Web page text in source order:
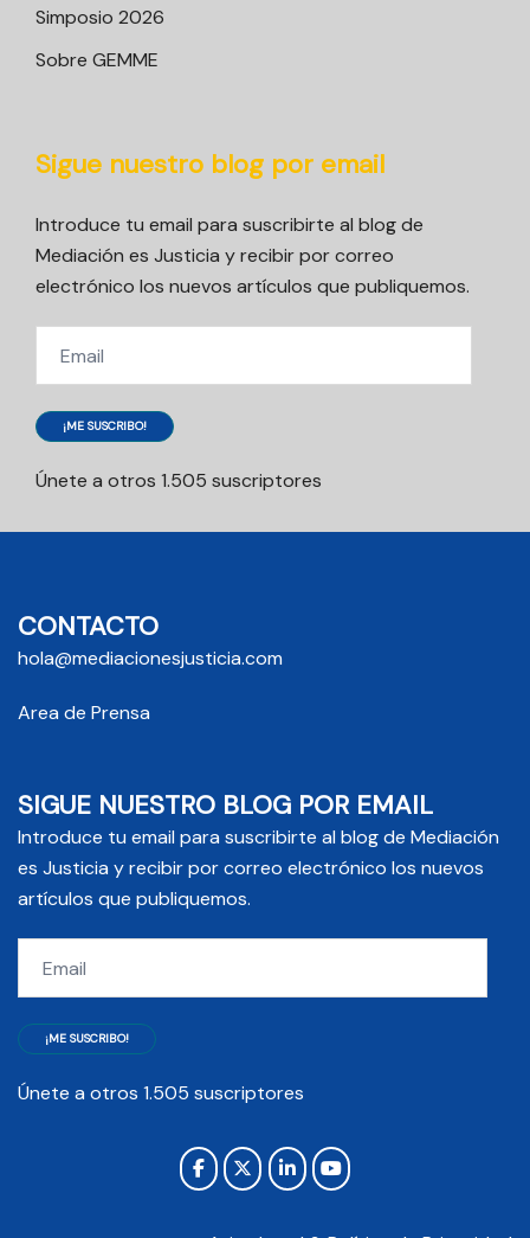
Simposio 2026
Sobre GEMME
Sigue nuestro blog por email
Introduce tu email para suscribirte al blog de
Mediación es Justicia y recibir por correo
electrónico los nuevos artículos que publiquemos.
¡ME SUSCRIBO!
Únete a otros 1.505 suscriptores
CONTACTO
hola@mediacionesjusticia.com
Area de Prensa
SIGUE NUESTRO BLOG POR EMAIL
Introduce tu email para suscribirte al blog de Mediación
es Justicia y recibir por correo electrónico los nuevos
artículos que publiquemos.
¡ME SUSCRIBO!
Únete a otros 1.505 suscriptores